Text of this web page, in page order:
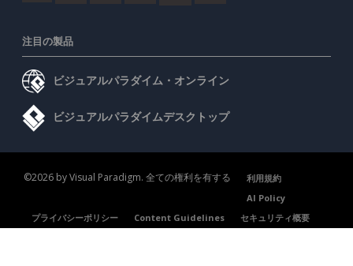
注目の製品
ビジュアルパラダイム・オンライン
ビジュアルパラダイムデスクトップ
©2026 by Visual Paradigm. 全ての権利を有する
利用規約
AI Policy
プライバシーポリシー
Content Guidelines セキュリティ概要